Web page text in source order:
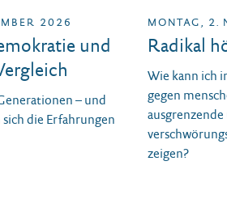
2026
und
– und
die Erfahrungen
MONTAG, 2.
Radikal
Wie kann ich
gegen
ausgrenzende
zeigen?